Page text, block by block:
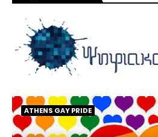
ATHENS GAY PRIDE